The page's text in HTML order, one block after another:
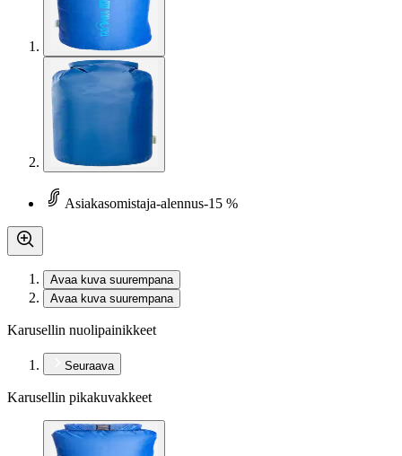
Asiakasomistaja-alennus-15 %
Avaa kuva suurempana
Avaa kuva suurempana
Karusellin nuolipainikkeet
Seuraava
Karusellin pikakuvakkeet